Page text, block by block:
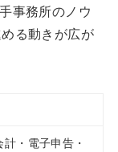
事務所のノウ
る動きが広が
・電子申告・